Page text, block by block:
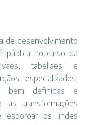
de desenvolvimento
pública no curso da
tabeliães e
especializados,
bem definidas e
as transformações
esboroar os lindes